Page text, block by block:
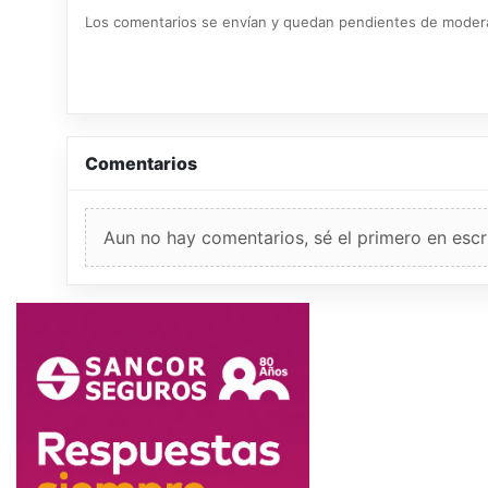
Los comentarios se envían y quedan pendientes de
Comentarios
Aun no hay comentarios, sé el primero en